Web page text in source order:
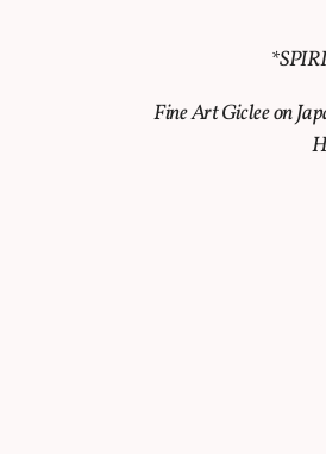
Fine Art Giclee on